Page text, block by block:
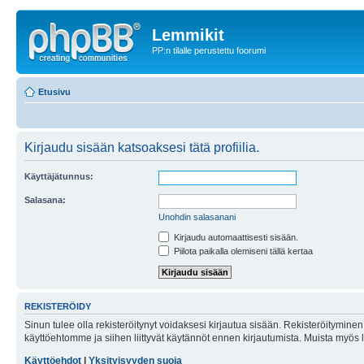
Lemmikit
PP:n tilalle perustettu foorumi
Etusivu
Kirjaudu sisään katsoaksesi tätä profiilia.
Käyttäjätunnus:
Salasana:
Unohdin salasanani
Kirjaudu automaattisesti sisään.
Piilota paikalla olemiseni tällä kertaa
REKISTERÖIDY
Sinun tulee olla rekisteröitynyt voidaksesi kirjautua sisään.
käyttöehtomme ja siihen liittyvät käytännöt ennen kirjautumista. Muista
Käyttöehdot
Yksityisyyden suoja